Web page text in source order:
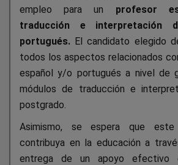
empleo para un profesor
traducción e interpretación
portugués. El candidato elegido
todos los aspectos relacionados
español y/o portugués a nivel de
módulos de traducción e
postgrado.
Asimismo, se espera que
contribuya en la educación a
entrega de un apoyo efectivo